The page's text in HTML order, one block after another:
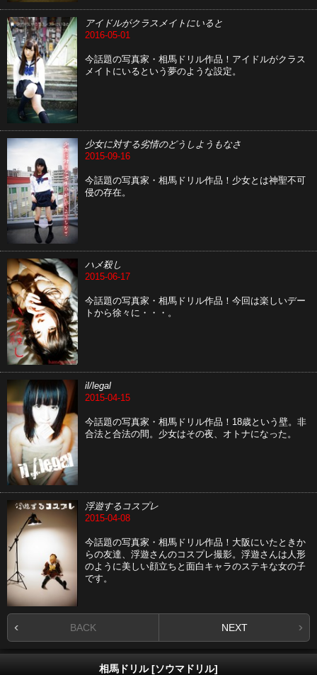
アイドルがクラスメイトにいると
2016-05-01
今話題の写真家・相馬ドリル作品！アイドルがクラス
メイトにいるという夢のような設定。
少女に対する劣情のどうしようもなさ
2015-09-16
今話題の写真家・相馬ドリル作品！少女とは神聖不可
侵の存在。
ハメ殺し
2015-06-17
今話題の写真家・相馬ドリル作品！今回は楽しいデー
トから徐々に・・・。
il/legal
2015-04-15
今話題の写真家・相馬ドリル作品！18歳という壁。非
合法と合法の間。少女はその夜、オトナになった。
浮遊するコスプレ
2015-04-08
今話題の写真家・相馬ドリル作品！大阪にいたときか
らの友達、浮遊さんのコスプレ撮影。浮遊さんは人形
のように美しい顔立ちと面白キャラのステキな女の子
です。
BACK NEXT
相馬ドリル [ソウマドリル]